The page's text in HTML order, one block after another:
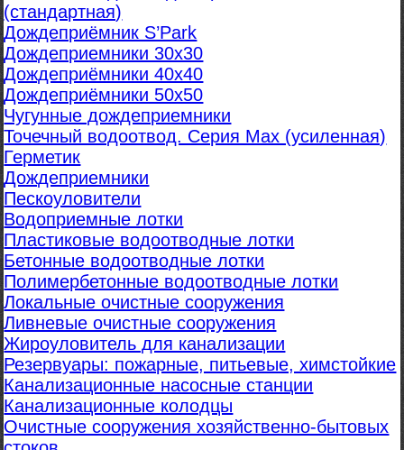
(стандартная)
Дождеприёмник S’Park
Дождеприемники 30х30
Дождеприёмники 40х40
Дождеприёмники 50х50
Чугунные дождеприемники
Точечный водоотвод. Серия Max (усиленная)
Герметик
Дождеприемники
Пескоуловители
Водоприемные лотки
Пластиковые водоотводные лотки
Бетонные водоотводные лотки
Полимербетонные водоотводные лотки
Локальные очистные сооружения
Ливневые очистные сооружения
Жироуловитель для канализации
Резервуары: пожарные, питьевые, химстойкие
Канализационные насосные станции
Канализационные колодцы
Очистные сооружения хозяйственно-бытовых